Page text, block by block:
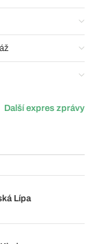
Další expres zprávy
Lípa